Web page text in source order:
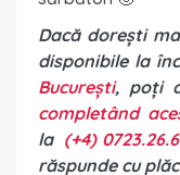
Dacă dorești
disponibile la
București, poți
completând
la (+4)
răspunde cu